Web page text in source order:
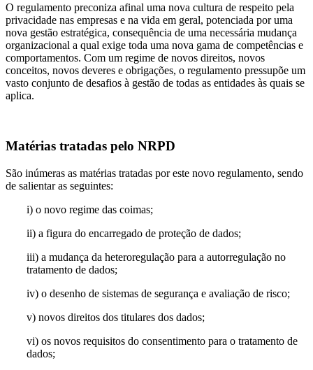
O regulamento preconiza afinal uma nova cultura de respeito pela
privacidade nas empresas e na vida em geral, potenciada por uma
nova gestão estratégica, consequência de uma necessária mudança
organizacional a qual exige toda uma nova gama de competências e
comportamentos. Com um regime de novos direitos, novos
conceitos, novos deveres e obrigações, o regulamento pressupõe um
vasto conjunto de desafios à gestão de todas as entidades às quais se
aplica.
Matérias tratadas pelo NRPD
São inúmeras as matérias tratadas por este novo regulamento, sendo
de salientar as seguintes:
i) o novo regime das coimas;
ii) a figura do encarregado de proteção de dados;
iii) a mudança da heteroregulação para a autorregulação no
tratamento de dados;
iv) o desenho de sistemas de segurança e avaliação de risco;
v) novos direitos dos titulares dos dados;
vi) os novos requisitos do consentimento para o tratamento de
dados;